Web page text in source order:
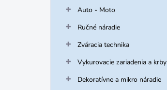
Auto - Moto
Ručné náradie
Zváracia technika
Vykurovacie zariadenia a krby
Dekoratívne a mikro náradie